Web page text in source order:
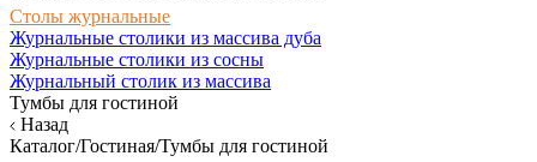
Столы журнальные
Журнальные столики из массива дуба
Журнальные столики из сосны
Журнальный столик из массива
Тумбы для гостиной
Назад
Каталог/Гостиная/Тумбы для гостиной